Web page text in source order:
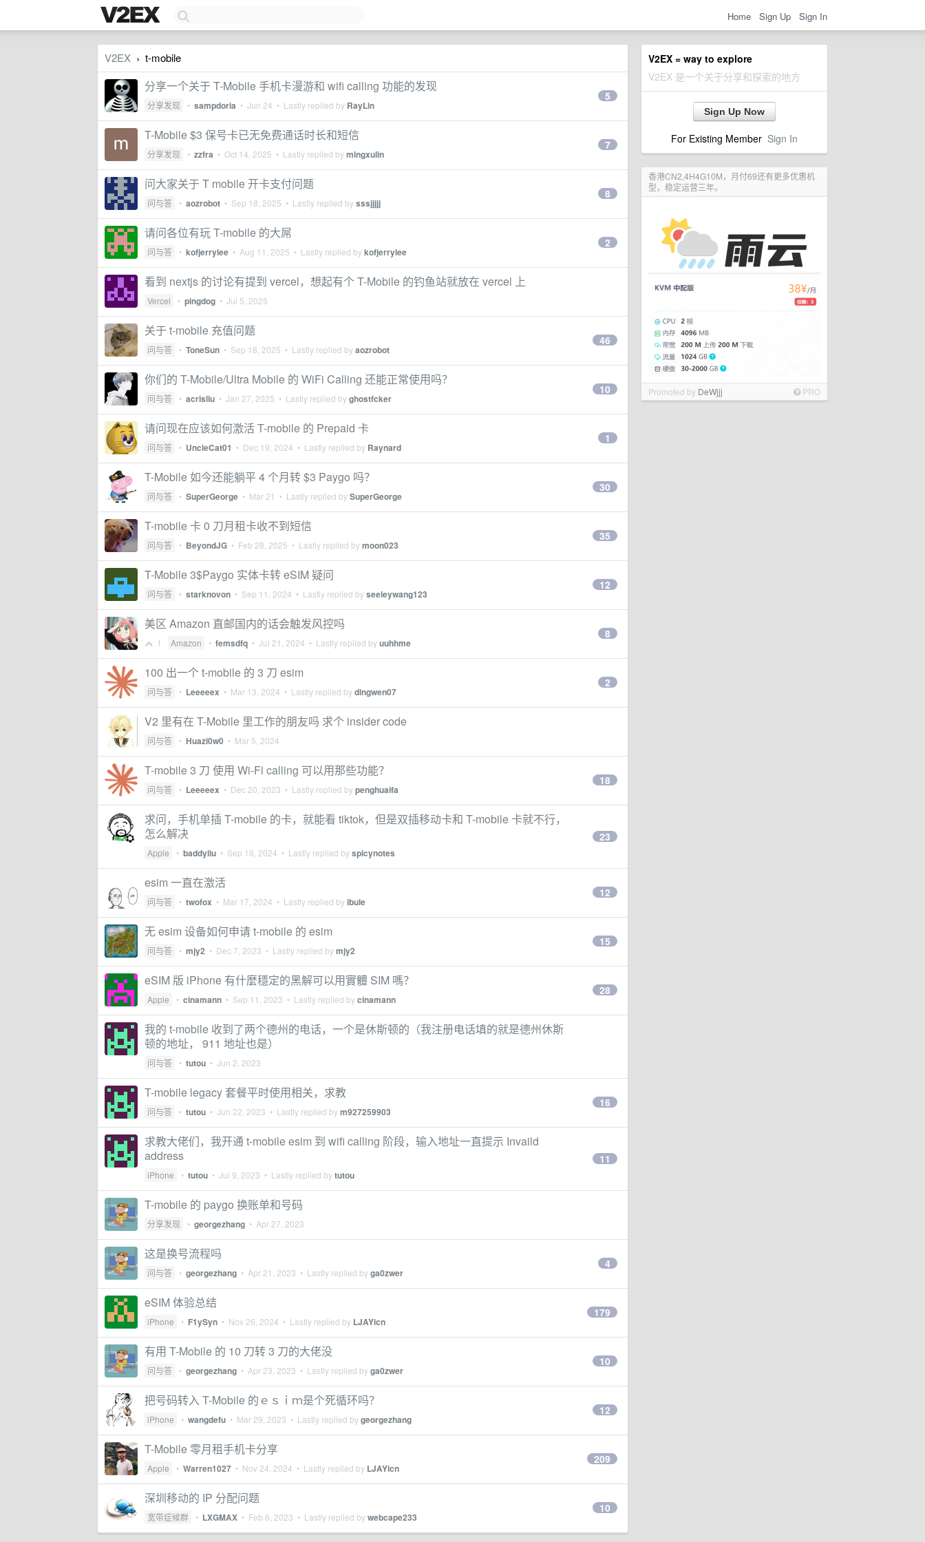
Home Sign Up Sign In
V2EX = way to explore
V2EX 是一个关于分享和探索的地方
Sign Up Now
For Existing Member Sign In
香港CN2,4H4G10M，月付69还有更多优惠机
型，稳定运营三年。
Promoted by DeWjjj PRO
V2EX › t-mobile
分享一个关于 T-Mobile 手机卡漫游和 wifi calling 功能的发现
分享发现 • sampdoria • Jun 24 • Lastly replied by RayLin
5
T-Mobile $3 保号卡已无免费通话时长和短信
分享发现 • zzfra • Oct 14, 2025 • Lastly replied bymingxulin
7
问大家关于 T mobile 开卡支付问题
问与答 • aozrobot • Sep 18, 2025 • Lastly replied bysssjjjjj
8
请问各位有玩 T-mobile 的大屌
问与答 • kofjerrylee • Aug 11, 2025 • Lastly replied bykofjerrylee
2
看到 nextjs 的讨论有提到 vercel，想起有个 T-Mobile 的钓鱼站就放在 vercel 上
Vercel • pingdog • Jul 5, 2025
关于 t-mobile 充值问题
问与答 • ToneSun • Sep 18, 2025 • Lastly replied byaozrobot
46
你们的 T-Mobile/Ultra Mobile 的 WiFi Calling 还能正常使用吗？
问与答 • acrisliu • Jan 27, 2025 • Lastly replied byghostfcker
10
请问现在应该如何激活 T-mobile 的 Prepaid 卡
问与答 • UncleCat01 • Dec 19, 2024 • Lastly replied by Raynard
1
T-Mobile 如今还能躺平 4 个月转 $3 Paygo 吗？
问与答 • SuperGeorge • Mar 21 • Lastly replied bySuperGeorge
30
T-mobile 卡 0 刀月租卡收不到短信
问与答 • BeyondJG • Feb 28, 2025 • Lastly replied bymoon023
35
T-Mobile 3$Paygo 实体卡转 eSIM 疑问
问与答 • starknovon • Sep 11, 2024 • Lastly replied byseeleywang123
12
美区 Amazon 直邮国内的话会触发风控吗
1 Amazon • femsdfq • Jul 21, 2024 • Lastly replied byuuhhme
8
100 出一个 t-mobile 的 3 刀 esim
问与答 • Leeeeex • Mar 13, 2024 • Lastly replied bydingwen07
2
V2 里有在 T-Mobile 里工作的朋友吗 求个 insider code
问与答 • Huazi0w0 • Mar 5, 2024
T-mobile 3 刀 使用 Wi-Fi calling 可以用那些功能？
问与答 • Leeeeex • Dec 20, 2023 • Lastly replied bypenghuaifa
18
求问，手机单插 T-mobile 的卡，就能看 tiktok，但是双插移动卡和 T-mobile 卡就不行，
怎么解决
Apple • baddyliu • Sep 16, 2024 • Lastly replied byspicynotes
23
esim 一直在激活
问与答 • twofox • Mar 17, 2024 • Lastly replied byibule
12
无 esim 设备如何申请 t-mobile 的 esim
问与答 • mjy2 • Dec 7, 2023 • Lastly replied bymjy2
15
eSIM 版 iPhone 有什麼穩定的黑解可以用實體 SIM 嗎？
Apple • cinamann • Sep 11, 2023 • Lastly replied bycinamann
28
我的 t-mobile 收到了两个德州的电话，一个是休斯顿的（我注册电话填的就是德州休斯
顿的地址， 911 地址也是）
问与答 • tutou • Jun 2, 2023
T-mobile legacy 套餐平时使用相关，求教
问与答 • tutou • Jun 22, 2023 • Lastly replied bym927259903
16
求教大佬们，我开通 t-mobile esim 到 wifi calling 阶段，输入地址一直提示 Invaild
address
iPhone • tutou • Jul 9, 2023 • Lastly replied bytutou
11
T-mobile 的 paygo 换账单和号码
分享发现 • georgezhang • Apr 27, 2023
这是换号流程吗
问与答 • georgezhang • Apr 21, 2023 • Lastly replied byga0zwer
4
eSIM 体验总结
iPhone • F1ySyn • Nov 26, 2024 • Lastly replied by LJAYicn
179
有用 T-Mobile 的 10 刀转 3 刀的大佬没
问与答 • georgezhang • Apr 23, 2023 • Lastly replied byga0zwer
10
把号码转入 T-Mobile 的ｅｓｉｍ是个死循环吗？
iPhone • wangdefu • Mar 29, 2023 • Lastly replied bygeorgezhang
12
T-Mobile 零月租手机卡分享
Apple • Warren1027 • Nov 24, 2024 • Lastly replied by LJAYicn
209
深圳移动的 IP 分配问题
宽带症候群 • LXGMAX • Feb 6, 2023 • Lastly replied bywebcape233
10